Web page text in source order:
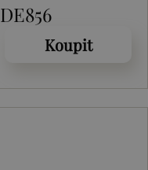
Koupit